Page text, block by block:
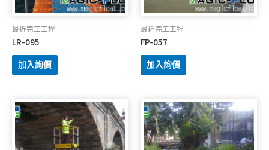
數
量
最近完工工程
LR-095
加入詢價
最近完工工程
FP-057
加入詢價